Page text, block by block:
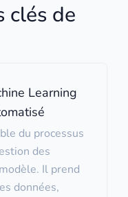
clés de
Learning
du processus
des
Il prend
données,